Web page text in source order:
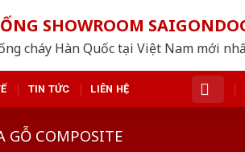
SHOWROOM
cháy Hàn Quốc tại Việt Nam mới
TIN TỨC LIÊN HỆ
GỖ COMPOSITE